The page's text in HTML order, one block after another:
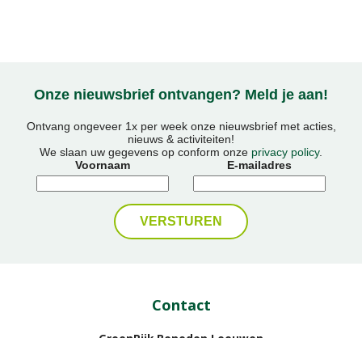
Onze nieuwsbrief ontvangen? Meld je aan!
Ontvang ongeveer 1x per week onze nieuwsbrief met acties,
nieuws & activiteiten!
We slaan uw gegevens op conform onze privacy policy.
Voornaam
E-mailadres
Contact